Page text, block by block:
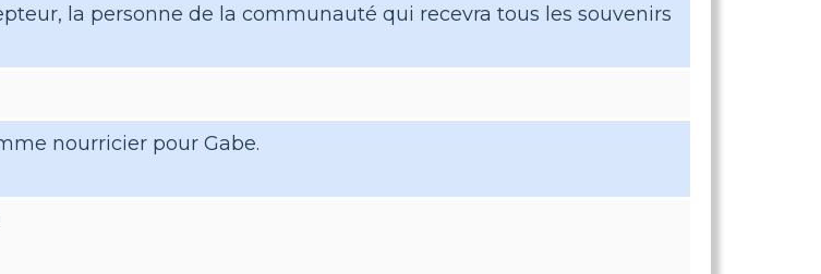
la personne de la communauté qui recevra tous les souvenirs
nourricier pour Gabe.